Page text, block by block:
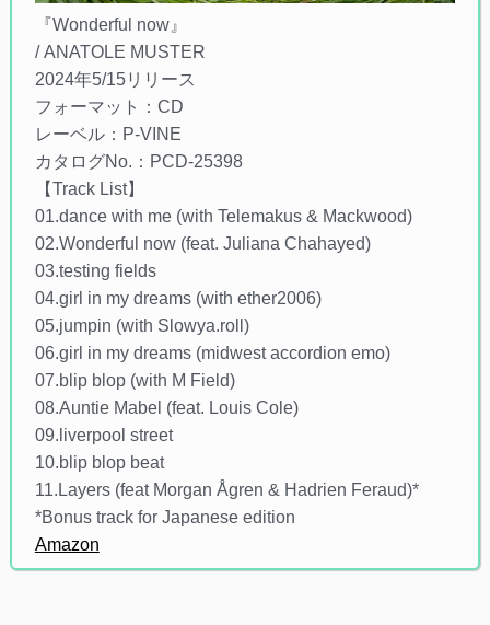
『Wonderful now』
/ ANATOLE MUSTER
2024年5/15リリース
フォーマット：CD
レーベル：P-VINE
カタログNo.：PCD-25398
【Track List】
01.dance with me (with Telemakus & Mackwood)
02.Wonderful now (feat. Juliana Chahayed)
03.testing fields
04.girl in my dreams (with ether2006)
05.jumpin (with Slowya.roll)
06.girl in my dreams (midwest accordion emo)
07.blip blop (with M Field)
08.Auntie Mabel (feat. Louis Cole)
09.liverpool street
10.blip blop beat
11.Layers (feat Morgan Ågren & Hadrien Feraud)*
*Bonus track for Japanese edition
Amazon